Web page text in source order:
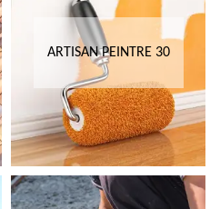
ARTISAN PEINTRE 30